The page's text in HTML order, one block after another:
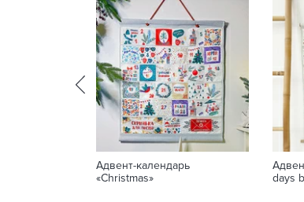
Адвент-календарь
«Christmas»
days